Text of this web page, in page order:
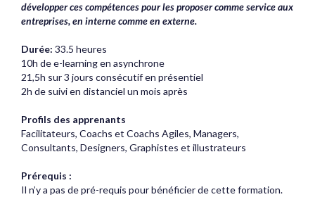
développer ces compétences pour les proposer comme service aux
entreprises, en interne comme en externe.
Durée: 33.5 heures
10h de e-learning en asynchrone
21,5h sur 3 jours consécutif en présentiel
2h de suivi en distanciel un mois après
Profils des apprenants
Facilitateurs, Coachs et Coachs Agiles, Managers,
Consultants, Designers, Graphistes et illustrateurs
Prérequis :
Il n’y a pas de pré-requis pour bénéficier de cette formation.